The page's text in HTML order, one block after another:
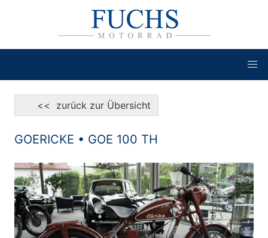
<< zurück zur Übersicht
GOERICKE • GOE 100 TH